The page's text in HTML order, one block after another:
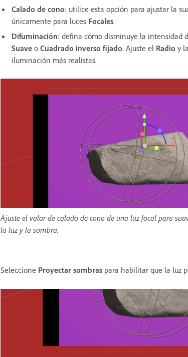
Calado de cono: utilice esta opción para ajustar la
únicamente para luces Focales.
Difuminación: defina cómo disminuye la intensidad
Suave o Cuadrado inverso fijado. Ajuste el Radio y la
iluminación más realistas.
Ajuste el valor de calado de cono de una luz focal para
la luz y la sombra.
Seleccione Proyectar sombras para habilitar que la luz